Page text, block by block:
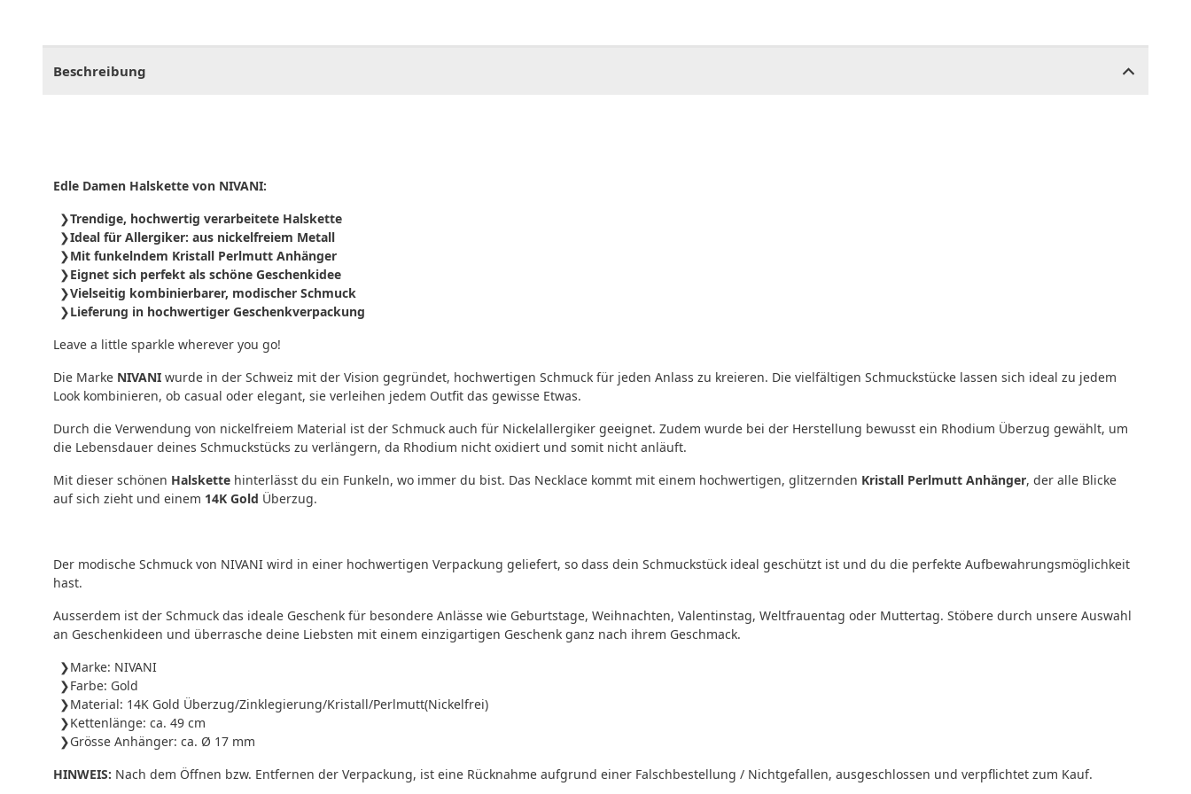
Beschreibung
Edle Damen Halskette von NIVANI:
Trendige, hochwertig verarbeitete Halskette
Ideal für Allergiker: aus nickelfreiem Metall
Mit funkelndem Kristall Perlmutt Anhänger
Eignet sich perfekt als schöne Geschenkidee
Vielseitig kombinierbarer, modischer Schmuck
Lieferung in hochwertiger Geschenkverpackung
Leave a little sparkle wherever you go!
Die Marke NIVANI wurde in der Schweiz mit der Vision gegründet, hochwertigen Schmuck für jeden Anlass zu kreieren. Die vielfältigen Schmuckstücke lassen sich ideal zu jedem
Look kombinieren, ob casual oder elegant, sie verleihen jedem Outfit das gewisse Etwas.
Durch die Verwendung von nickelfreiem Material ist der Schmuck auch für Nickelallergiker geeignet. Zudem wurde bei der Herstellung bewusst ein Rhodium Überzug gewählt, um
die Lebensdauer deines Schmuckstücks zu verlängern, da Rhodium nicht oxidiert und somit nicht anläuft.
Mit dieser schönen Halskette hinterlässt du ein Funkeln, wo immer du bist. Das Necklace kommt mit einem hochwertigen, glitzernden Kristall Perlmutt Anhänger, der alle Blicke
auf sich zieht und einem 14K Gold Überzug.
Der modische Schmuck von NIVANI wird in einer hochwertigen Verpackung geliefert, so dass dein Schmuckstück ideal geschützt ist und du die perfekte Aufbewahrungsmöglichkeit
hast.
Ausserdem ist der Schmuck das ideale Geschenk für besondere Anlässe wie Geburtstage, Weihnachten, Valentinstag, Weltfrauentag oder Muttertag. Stöbere durch unsere Auswahl
an Geschenkideen und überrasche deine Liebsten mit einem einzigartigen Geschenk ganz nach ihrem Geschmack.
Marke: NIVANI
Farbe: Gold
Material: 14K Gold Überzug/Zinklegierung/Kristall/Perlmutt(Nickelfrei)
Kettenlänge: ca. 49 cm
Grösse Anhänger: ca. Ø 17 mm
HINWEIS: Nach dem Öffnen bzw. Entfernen der Verpackung, ist eine Rücknahme aufgrund einer Falschbestellung / Nichtgefallen, ausgeschlossen und verpflichtet zum Kauf.